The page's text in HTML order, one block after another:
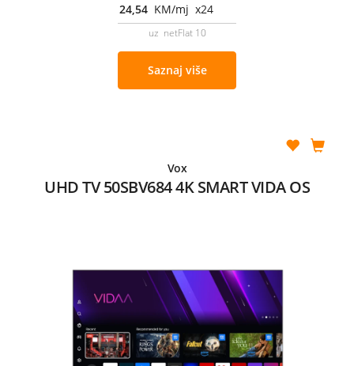
24,54 KM/mj x24
uz netFlat 10
Saznaj više
Vox
UHD TV 50SBV684 4K SMART VIDA OS